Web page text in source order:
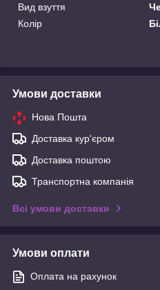
Вид взуття
Колір
Умови доставки
Нова Пошта
Доставка кур'єром
Доставка поштою
Транспортна компанія
Всі умови доставки
Умови оплати
Оплата на рахунок